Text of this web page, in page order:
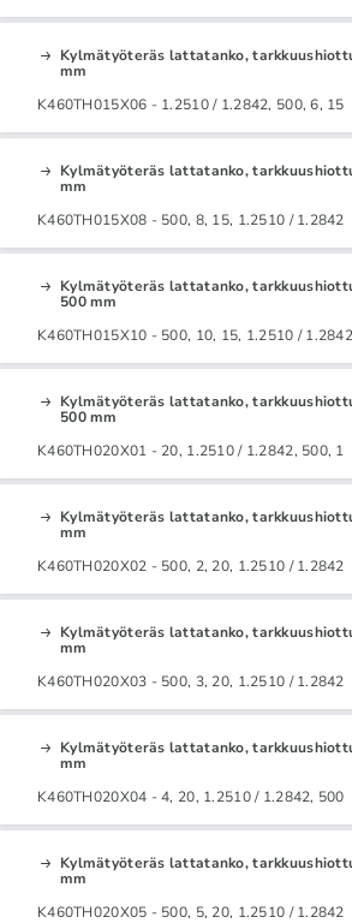
Kylmätyöteräs lattatanko,
mm
K460TH015X06 - 1.2510 / 1.2842, 500, 6, 15
Kylmätyöteräs lattatanko,
mm
K460TH015X08 - 500, 8, 15, 1.2510 / 1.2842
Kylmätyöteräs lattatanko,
500 mm
K460TH015X10 - 500, 10, 15, 1.2510 / 1.2842
Kylmätyöteräs lattatanko,
500 mm
K460TH020X01 - 20, 1.2510 / 1.2842, 500, 1
Kylmätyöteräs lattatanko,
mm
K460TH020X02 - 500, 2, 20, 1.2510 / 1.2842
Kylmätyöteräs lattatanko,
mm
K460TH020X03 - 500, 3, 20, 1.2510 / 1.2842
Kylmätyöteräs lattatanko,
mm
K460TH020X04 - 4, 20, 1.2510 / 1.2842, 500
Kylmätyöteräs lattatanko,
mm
K460TH020X05 - 500, 5, 20, 1.2510 / 1.2842